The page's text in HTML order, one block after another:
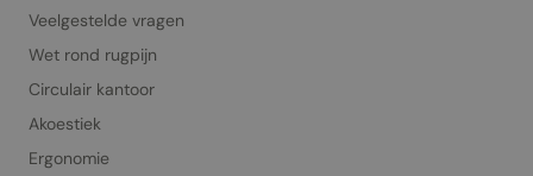
Veelgestelde vragen
Wet rond rugpijn
Circulair kantoor
Akoestiek
Ergonomie